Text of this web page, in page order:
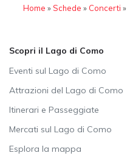
Home »Schede » Concerti »
Scopri il Lago di Como
Eventi sul Lago di Como
Attrazioni del Lago di Como
Itinerari e Passeggiate
Mercati sul Lago di Como
Esplora la mappa